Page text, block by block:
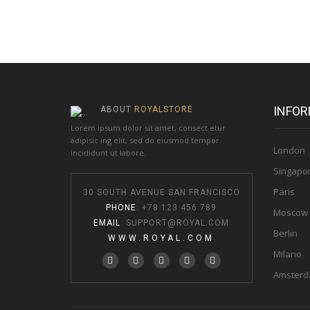
ABOUT ROYALSTORE
Lorem ipsum dolor sit amet, consect etur
adipisic ing elit, sed do eiusmod tempor
incididunt ut labore.
30 SOUTH AVENUE SAN FRANCISCO
PHONE: +78 123 456 789
EMAIL:SUPPORT@ROYAL.COM
WWW.ROYAL.COM
London
Paris
Moscow
Berlin
Milano